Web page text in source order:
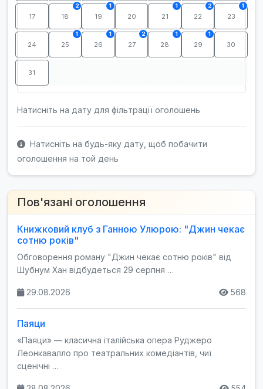
17 18
2
19
1
20 21
1
22
2
23
1
24 25
1
26
1
27
2
28
1
29
1
30
31
Натисніть на дату для фільтрації оголошень
Натисніть на будь-яку дату, щоб побачити
оголошення на той день
Пов'язані оголошення
Книжковий клуб з Ганною Улюрою: "Джин чекає
сотню років"
Обговорення роману "Джин чекає сотню років" від
Шубнум Хан відбудеться 29 серпня …
29.08.2026 568
Паяци
«Паяци» — класична італійська опера Руджеро
Леонкавалло про театральних комедіантів, чиї
сценічні …